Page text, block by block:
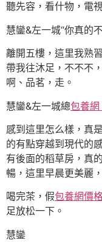
聽先容，看什物，電
慧鑾&左一城“你真的
離開五樓，這里我熟
帶我往沐足，不不不
啊、品茗，走。
慧鑾&左一城總包養網
感到這里怎么樣，真
的有點穿越到現代的
有後面的稻草房，真
暢，這里早晨更美麗
喝完茶，假包養網價
足放松一下。
慧鑾